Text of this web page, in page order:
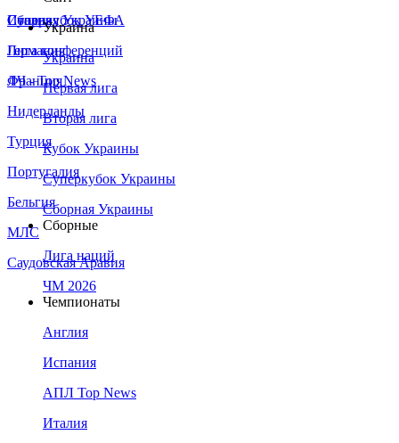
Сборная Украины
Италия
Германия
Франция
Нидерланды
Турция
Португалия
Бельгия
МЛС
Саудовская Аравия
Суперкубок УЕФА
Лига конференций
ЛЧ - Top News
Украина
Украина
Первая лига
Вторая лига
Кубок Украины
Суперкубок Украины
Сборная Украины
Сборные
Лига наций
ЧМ 2026
Чемпионаты
Англия
Испания
АПЛ Top News
Италия